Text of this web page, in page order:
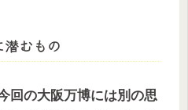
むもの
回の大阪万博には別の思